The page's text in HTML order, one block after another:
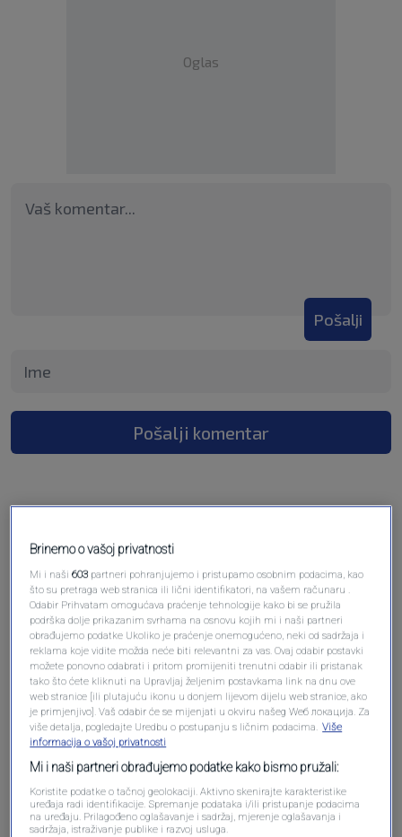
Oglas
Pošalji
Pošalji komentar
Oglas
Brinemo o vašoj privatnosti
Mi i naši603 partneri pohranjujemo i pristupamo osobnim podacima, kao
što su pretraga web stranica ili lični identifikatori, na vašem računaru .
Odabir Prihvatam omogućava praćenje tehnologije kako bi se pružila
podrška dolje prikazanim svrhama na osnovu kojih mi i naši partneri
obrađujemo podatke Ukoliko je praćenje onemogućeno, neki od sadržaja i
reklama koje vidite možda neće biti relevantni za vas. Ovaj odabir postavki
možete ponovno odabrati i pritom promijeniti trenutni odabir ili pristanak
tako što ćete kliknuti na Upravljaj željenim postavkama link na dnu ove
web stranice [ili plutajuću ikonu u donjem lijevom dijelu web stranice, ako
je primjenjivo]. Vaš odabir će se mijenjati u okviru našeg Wеб локација. Za
više detalja, pogledajte Uredbu o postupanju s ličnim podacima. Više
informacija o vašoj privatnosti
Mi i naši partneri obrađujemo podatke kako bismo pružali:
Koristite podatke o tačnoj geolokaciji. Aktivno skenirajte karakteristike
uređaja radi identifikacije. Spremanje podataka i/ili pristupanje podacima
na uređaju. Prilagođeno oglašavanje i sadržaj, mjerenje oglašavanja i
sadržaja, istraživanje publike i razvoj usluga.